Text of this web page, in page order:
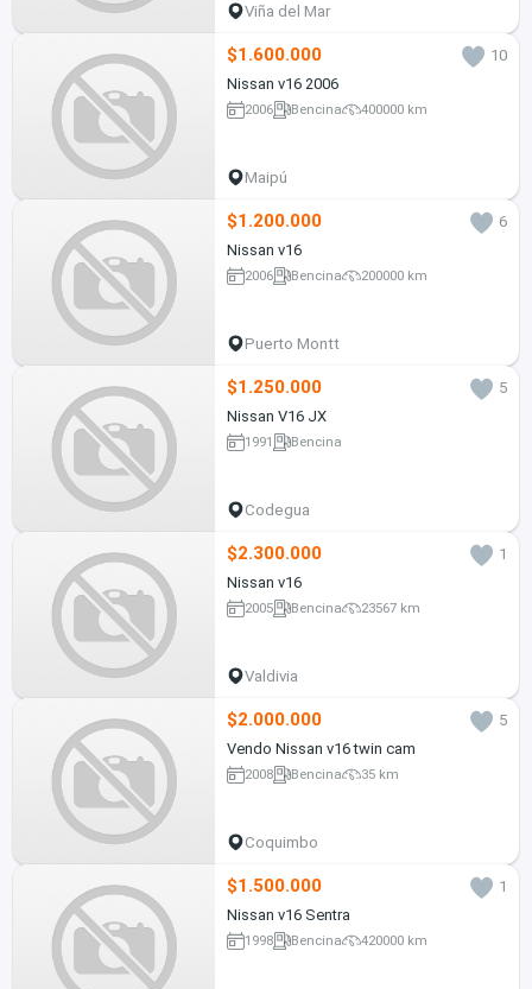
Viña del Mar
$1.600.000
10
Nissan v16 2006
2006 Bencina 400000 km
Maipú
$1.200.000
6
Nissan v16
2006 Bencina 200000 km
Puerto Montt
$1.250.000
5
Nissan V16 JX
1991 Bencina
Codegua
$2.300.000
1
Nissan v16
2005 Bencina 23567 km
Valdivia
$2.000.000
5
Vendo Nissan v16 twin cam
2008 Bencina 35 km
Coquimbo
$1.500.000
1
Nissan v16 Sentra
1998 Bencina 420000 km